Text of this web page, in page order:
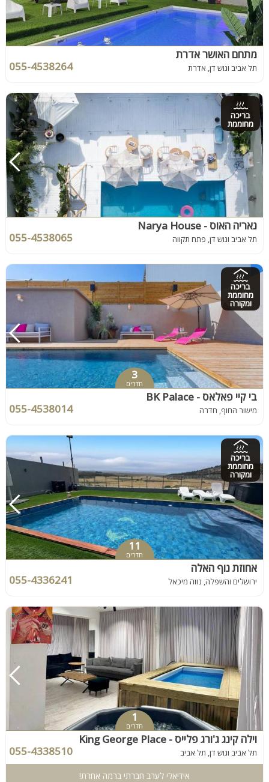
מתחם האושר אדרת
תל אביב וגוש דן, אדרת 055-4538264
בריכה
מחוממת
נאריה האוס - Narya House
תל אביב וגוש דן, פתח תקווה 055-4538065
בריכה
מחוממת
ומקורה
3
חדרים
בי קיי פאלאס - BK Palace
מישור החוף, חדרה 055-4538014
בריכה
מחוממת
ומקורה
11
חדרים
אחוזת נוף האלה
ירושלים והשפלה, נווה מיכאל 055-4336241
1
חדרים
וילה קינג ג'ורג פלייס - King George Place
תל אביב וגוש דן, תל אביב 055-4338510
אידיאלי לערב חברתי ברמה אחרת!